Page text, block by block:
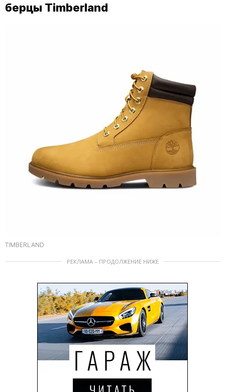
берцы Timberland
TIMBERLAND
РЕКЛАМА – ПРОДОЛЖЕНИЕ НИЖЕ